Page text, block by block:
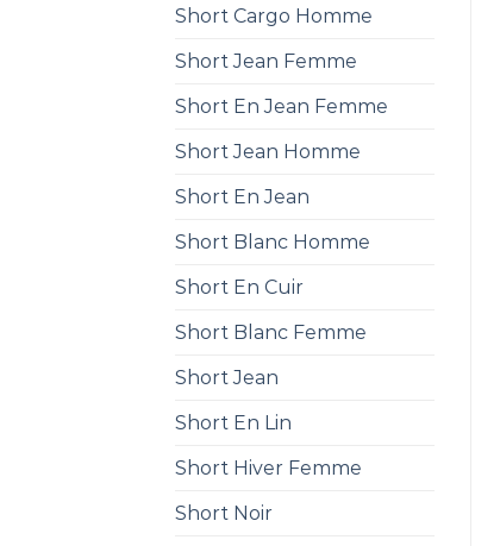
Short Cargo Homme
Short Jean Femme
Short En Jean Femme
Short Jean Homme
Short En Jean
Short Blanc Homme
Short En Cuir
Short Blanc Femme
Short Jean
Short En Lin
Short Hiver Femme
Short Noir